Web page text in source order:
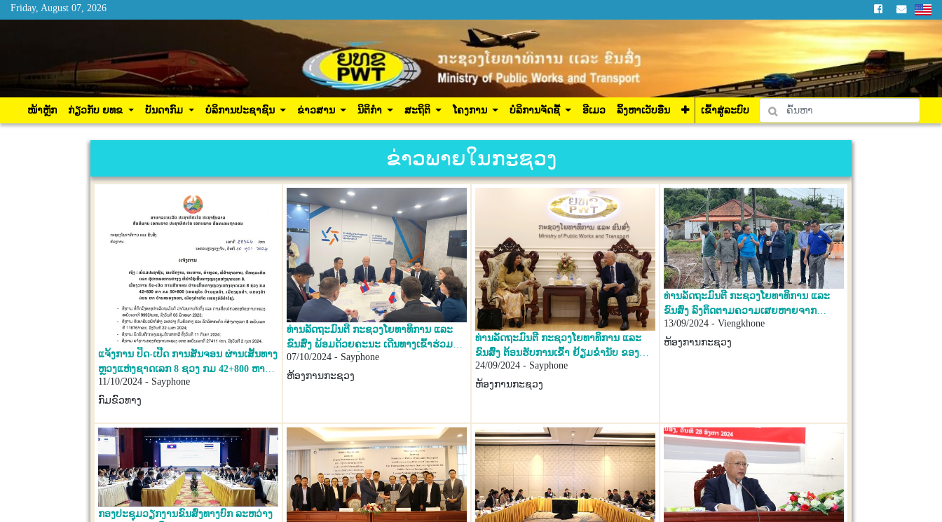
Friday, August 07, 2026
ໜ້າຫຼັກ ກ່ຽວກັບ ຍທຂ ບັນດາກົມ ບໍລິການປະຊາຊົນ ຂ່າວສານ ນິຕິກຳ ສະຖິຕິ ໂຄງການ ເຂົ້າສູ່ລະບົບ
Friday, August 07, 2026
ໜ້າຫຼັກ ກ່ຽວກັບ ຍທຂ ບັນດາກົມ ບໍລິການປະຊາຊົນ ຂ່າວສານ ນິຕິກຳ ສະຖິຕິ ໂຄງການ ບໍລິການຈັດຊື້ ອີເມວ ລິ້ງຫາເວັບອື່ນ ເຂົ້າສູ່ລະບົບ
ຂ່າວພາຍໃນກະຊວງ
ແຈ້ງການ ປິດ-ເປີດ ການສັນຈອນ ຜ່ານເສັ້ນທາງ
ຫຼວງແຫ່ງຊາດເລກ 8 ຊວງ ກມ 42+800 ຫາ
50+800(ເຂດພູໄຮ ບ້ານຄູນຄໍາ, ເມືອງຄູນຄໍາ,
ແຂວງຄໍາມ່ວນ ຫາ ບ້ານ ໜອງກອກ, ເມືອງຄໍາ
11/10/2024 - Sayphone
ກົມຂົວທາງ
ທ່ານລັດຖະມົນຕີ ກະຊວງໂຍທາທິການ ແລະ
ຂົນສົ່ງ ພ້ອມດ້ວຍຄະນະ ເດີນທາງເຂົ້າຮ່ວມ
ກອງປະຊຸມປະຈຳປີ ກ່ຽວກັບ ການພັດທະນາ
ອຸດສະຫະກຳການກໍ່ສ້າງ ທີ່ເມືອງເອກາເຕີລິນ
07/10/2024 - Sayphone
ຫ້ອງການກະຊວງ
ທ່ານລັດຖະມົນຕີ ກະຊວງໂຍທາທິການ ແລະ
ຂົນສົົ່ງ ຕ້ອນຮັບການເຂົົ້າ ຢ້ຽມຂໍ່ານັບ ຂອງ
ທ່ານ ນາງ ຊູເດດສນ່າ ກັອດ ບາເນີຈີ ຜູ້ອໍານວຍ
ການດ້ານພື້ນຖານໂຄງລ່າງພາກພື້ນ ອາຊີ
24/09/2024 - Sayphone
ຫ້ອງການກະຊວງ
ທ່ານລັດຖະມົນຕີ ກະຊວງໂຍທາທິການ ແລະ
ຂົນສົ່ງ ລົງຕິດຕາມຄວາມເສຍຫາຍຈາກ
ໄພພິບັດນ້ຳຖ້ວມ ຢູ່ແຂວງຫຼວງນ້ຳທາ
13/09/2024 - Viengkhone
ຫ້ອງການກະຊວງ
ກອງປະຊຸມວຽກງານຂົນສົ່ງທາງບົກ ລະຫວ່າງ